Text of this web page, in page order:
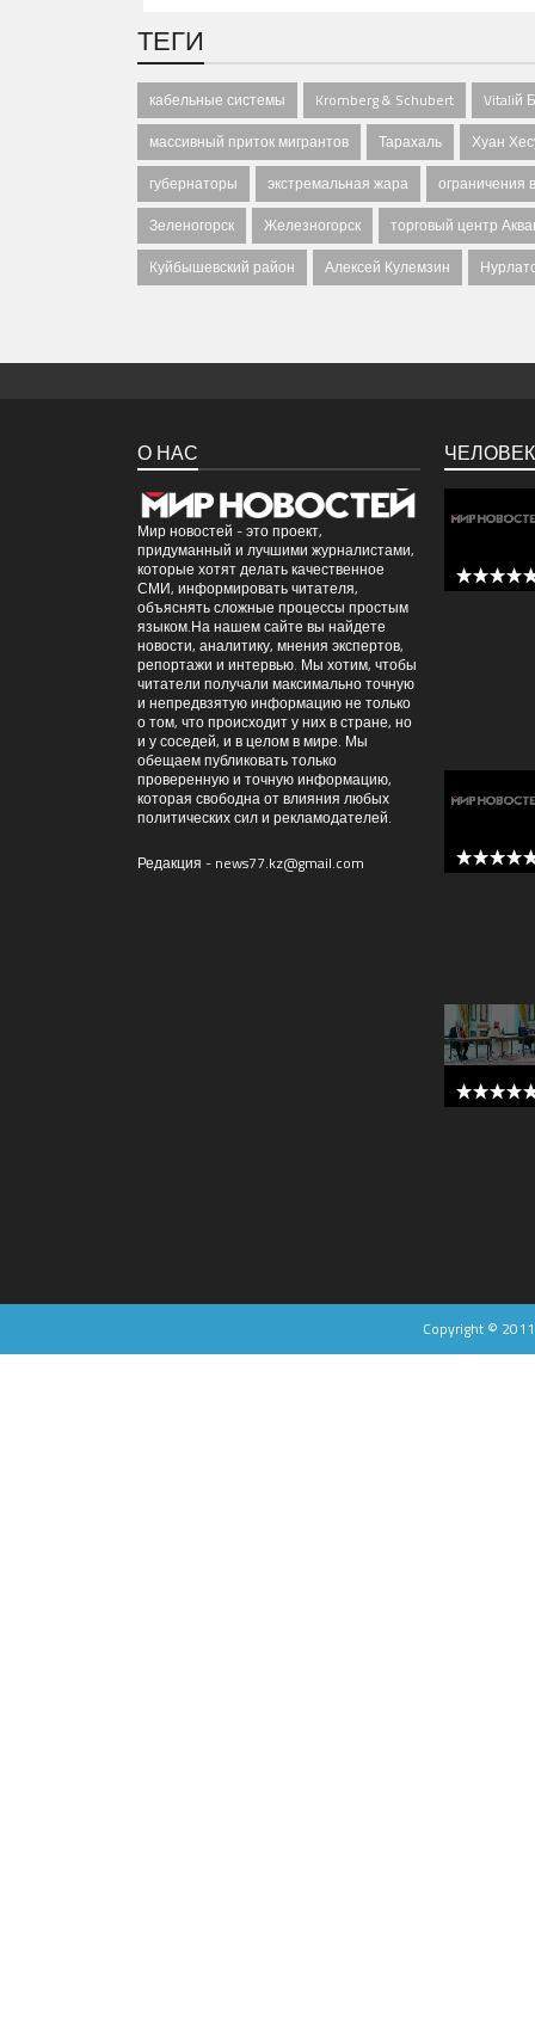
ТЕГИ
кабельные системы Kromberg & Schubert
Vitaliй
массивный приток мигрантов
Тарахаль
Хуан
губернаторы
экстремальная жара
ограничения
Зеленогорск
Железногорск
торговый центр
Куйбышевский район
Алексей Кулемзин
О НАС
Мир новостей - это проект,
придуманный и лучшими журналистами,
которые хотят делать качественное
СМИ, информировать читателя,
объяснять сложные процессы простым
языком.На нашем сайте вы найдете
новости, аналитику, мнения экспертов,
репортажи и интервью. Мы хотим, чтобы
читатели получали максимально точную
и непредвзятую информацию не только
о том, что происходит у них в стране, но
и у соседей, и в целом в мире. Мы
обещаем публиковать только
проверенную и точную информацию,
которая свободна от влияния любых
политических сил и рекламодателей.
Редакция - news77.kz@gmail.com
5 out of
5 out of
5 out of
Copyright ©